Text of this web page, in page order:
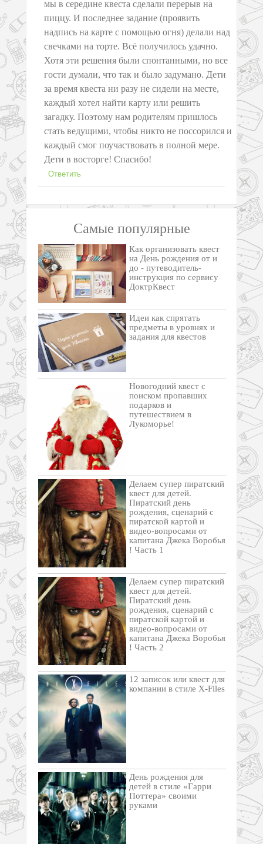
мы в середине квеста сделали перерыв на
пиццу. И последнее задание (проявить
надпись на карте с помощью огня) делали над
свечками на торте. Всё получилось удачно.
Хотя эти решения были спонтанными, но все
гости думали, что так и было задумано. Дети
за время квеста ни разу не сидели на месте,
каждый хотел найти карту или решить
загадку. Поэтому нам родителям пришлось
стать ведущими, чтобы никто не поссорился и
каждый смог поучаствовать в полной мере.
Дети в восторге! Спасибо!
Самые популярные
Как организовать квест
на День рождения от и
до - путеводитель-
инструкция по сервису
ДоктрКвест
Идеи как спрятать
предметы в уровнях и
задания для квестов
Новогодний квест с
поиском пропавших
подарков и
путешествием в
Лукоморье!
Делаем супер пиратский
квест для детей.
Пиратский день
рождения, сценарий с
пиратской картой и
видео-вопросами от
капитана Джека Воробья
! Часть 1
Делаем супер пиратский
квест для детей.
Пиратский день
рождения, сценарий с
пиратской картой и
видео-вопросами от
капитана Джека Воробья
! Часть 2
12 записок или квест для
компании в стиле X-Files
День рождения для
детей в стиле «Гарри
Поттера» своими
руками